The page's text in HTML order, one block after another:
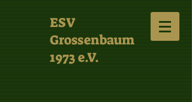
ESV
Grossenbaum
1973 e.V.